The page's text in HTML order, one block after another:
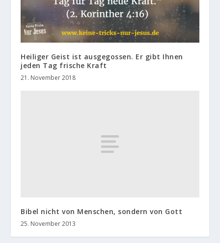
Heiliger Geist ist ausgegossen. Er gibt Ihnen
jeden Tag frische Kraft
21. November 2018
Bibel nicht von Menschen, sondern von Gott
25. November 2013